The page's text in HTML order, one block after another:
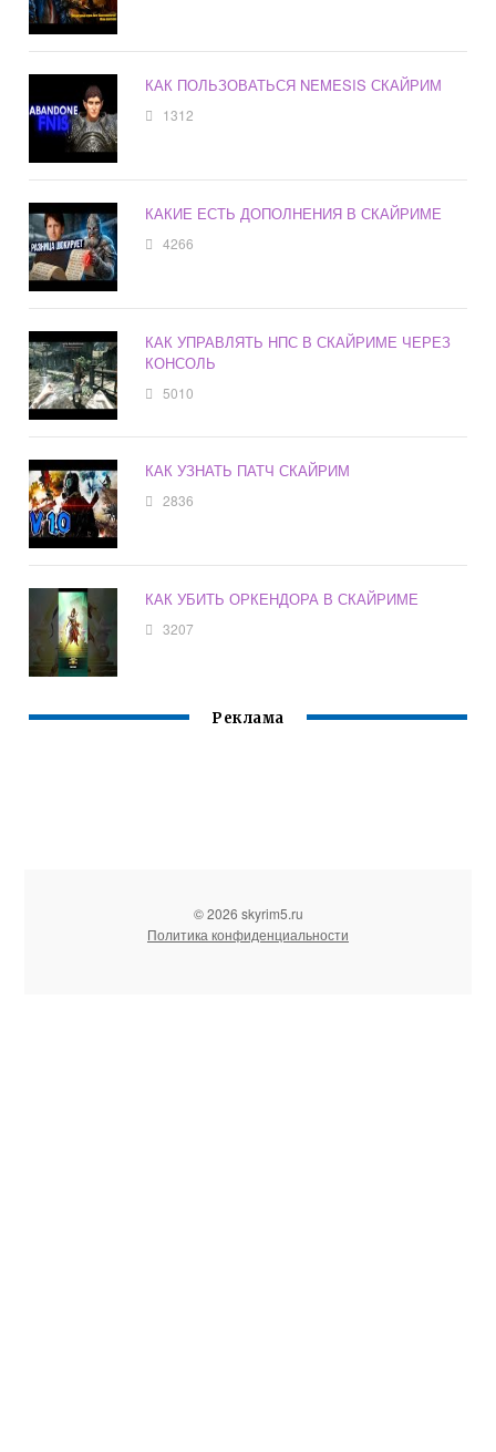
КАК ПОЛЬЗОВАТЬСЯ NEMESIS СКАЙРИМ
1312
КАКИЕ ЕСТЬ ДОПОЛНЕНИЯ В СКАЙРИМЕ
4266
КАК УПРАВЛЯТЬ НПС В СКАЙРИМЕ ЧЕРЕЗ
КОНСОЛЬ
5010
КАК УЗНАТЬ ПАТЧ СКАЙРИМ
2836
КАК УБИТЬ ОРКЕНДОРА В СКАЙРИМЕ
3207
Реклама
© 2026 skyrim5.ru
Политика конфиденциальности